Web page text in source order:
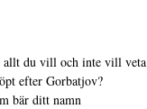
allt du vill och inte vill veta
efter Gorbatjov?
bär ditt namn